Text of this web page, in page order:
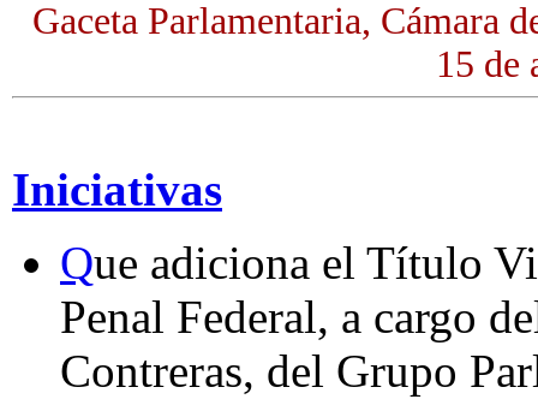
Gaceta Parlamentaria, Cámara
15 de
Iniciativas
Que adiciona el Título
Penal Federal, a cargo
Contreras, del Grupo